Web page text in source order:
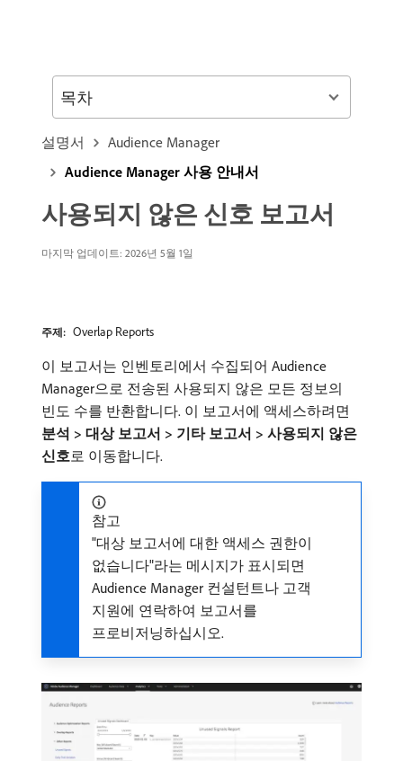
설명서
Audience Manager
Audience Manager 사용 안내서
사용되지 않은 신호 보고서
마지막 업데이트: 2026년 5월 1일
주제: Overlap Reports
이 보고서는 인벤토리에서 수집되어 Audience
Manager으로 전송된 사용되지 않은 모든 정보의
빈도 수를 반환합니다. 이 보고서에 액세스하려면
분석 > 대상 보고서 > 기타 보고서 > 사용되지 않은
신호​로 이동합니다.
참고
"대상 보고서에 대한 액세스 권한이
없습니다"라는 메시지가 표시되면
Audience Manager 컨설턴트나 고객
지원에 연락하여 보고서를
프로비저닝하십시오.
목차